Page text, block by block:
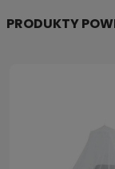
PRODUKTY